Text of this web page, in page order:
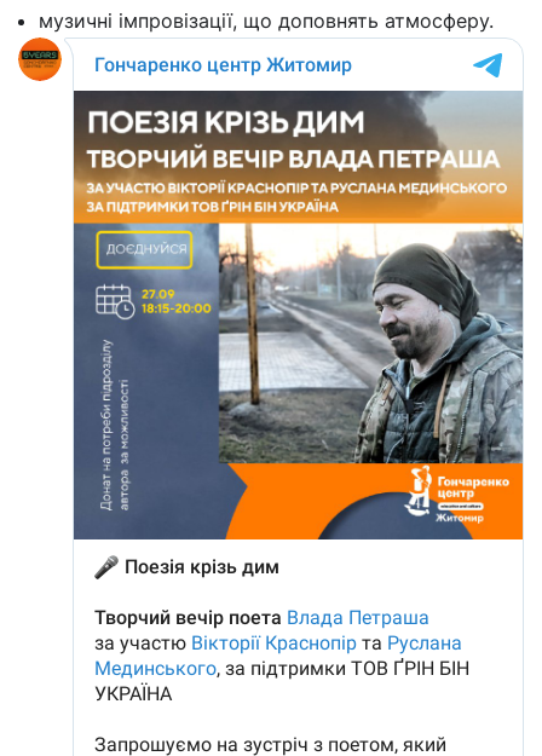
музичні імпровізації, що доповнять атмосферу.